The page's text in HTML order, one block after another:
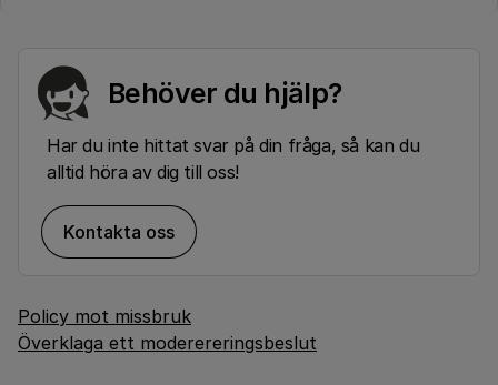
Behöver du hjälp?
Har du inte hittat svar på din fråga, så kan du
alltid höra av dig till oss!
Kontakta oss
Policy mot missbruk
Överklaga ett moderereringsbeslut